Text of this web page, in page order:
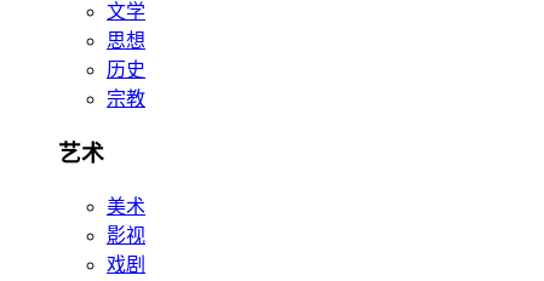
文学
思想
历史
宗教
艺术
美术
影视
戏剧